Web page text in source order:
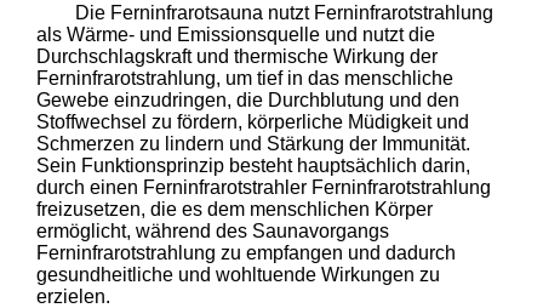
Die Ferninfrarotsauna nutzt Ferninfrarotstrahlung
als Wärme- und Emissionsquelle und nutzt die
Durchschlagskraft und thermische Wirkung der
Ferninfrarotstrahlung, um tief in das menschliche
Gewebe einzudringen, die Durchblutung und den
Stoffwechsel zu fördern, körperliche Müdigkeit und
Schmerzen zu lindern und Stärkung der Immunität.
Sein Funktionsprinzip besteht hauptsächlich darin,
durch einen Ferninfrarotstrahler Ferninfrarotstrahlung
freizusetzen, die es dem menschlichen Körper
ermöglicht, während des Saunavorgangs
Ferninfrarotstrahlung zu empfangen und dadurch
gesundheitliche und wohltuende Wirkungen zu
erzielen.